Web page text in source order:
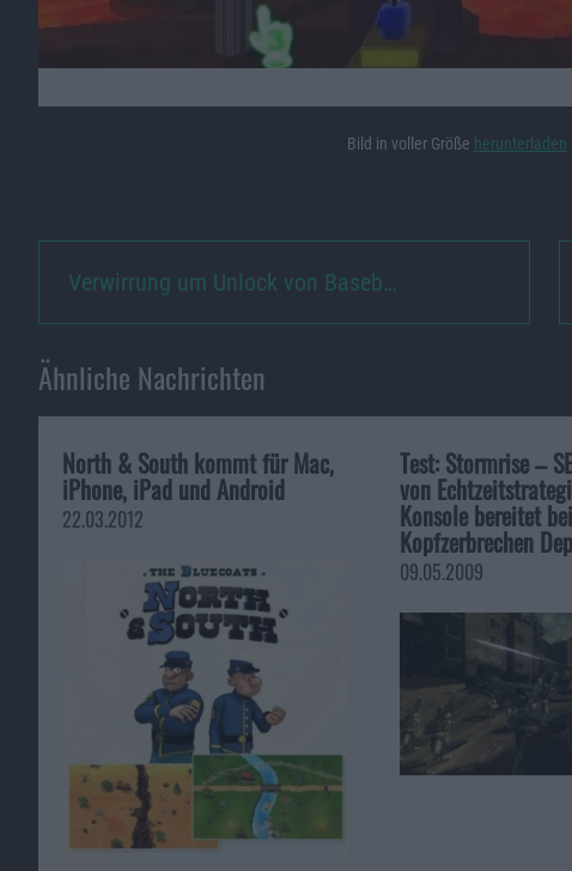
Bild in voller Größe herunterladen
Verwirrung um Unlock von Baseb…
Ähnliche Nachrichten
North & South kommt für Mac,
iPhone, iPad und Android
22.03.2012
Test: Stormrise –
von
Konsole bereitet
Kopfzerbrechen
09.05.2009